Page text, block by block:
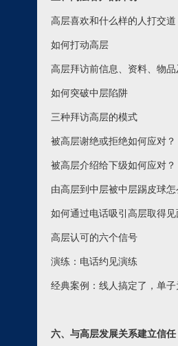
高层喜欢和什么样的人打交道
如何打动高层
高层拜访前信息、资料、物
如何突破中层陷阱
三种拜访高层的模式
被高层谢绝或拒绝如何应对？
被高层介绍给下级如何应对？
由高层到中层被中层踢皮球怎
如何通过电话吸引高层取得见
高层认可的六个信号
演练：电话约见演练
经典案例：线人搞定了，单
六、与高层发展关系建立信任